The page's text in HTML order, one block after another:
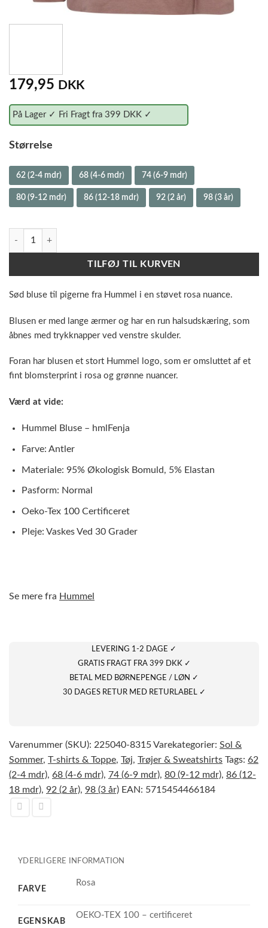
179,95 DKK
På Lager ✓ Fri Fragt fra 399 DKK ✓
Størrelse
62 (2-4 mdr) 68 (4-6 mdr) 74 (6-9 mdr)
80 (9-12 mdr) 86 (12-18 mdr) 92 (2 år) 98 (3 år)
Hummel Bluse - Antler / Støvet Rosa antal
TILFØJ TIL KURVEN
Sød bluse til pigerne fra Hummel i en støvet rosa nuance.
Blusen er med lange ærmer og har en run halsudskæring, som
åbnes med trykknapper ved venstre skulder.
Foran har blusen et stort Hummel logo, som er omsluttet af et
fint blomsterprint i rosa og grønne nuancer.
Værd at vide:
Hummel Bluse – hmlFenja
Farve: Antler
Materiale: 95% Økologisk Bomuld, 5% Elastan
Pasform: Normal
Oeko-Tex 100 Certificeret
Pleje: Vaskes Ved 30 Grader
Se mere fra Hummel
LEVERING 1-2 DAGE ✓
GRATIS FRAGT FRA 399 DKK ✓
BETAL MED BØRNEPENGE / LØN ✓
30 DAGES RETUR MED RETURLABEL ✓
Varenummer (SKU): 225040-8315Varekategorier: Sol &
Sommer, T-shirts & Toppe, Tøj, Trøjer & Sweatshirts Tags: 62
(2-4 mdr), 68 (4-6 mdr), 74 (6-9 mdr), 80 (9-12 mdr), 86 (12-
18 mdr), 92 (2 år), 98 (3 år) EAN: 5715454466184
YDERLIGERE INFORMATION
FARVE
Rosa
EGENSKAB
OEKO-TEX 100 – certificeret